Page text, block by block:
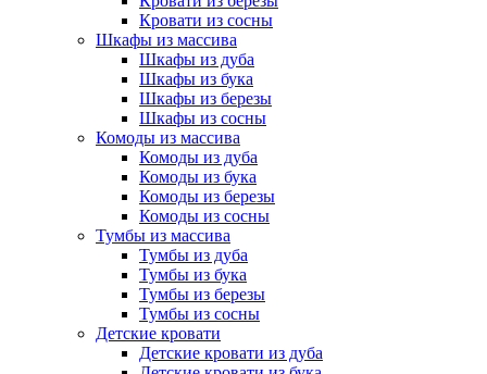
Кровати из сосны
Шкафы из массива
Шкафы из дуба
Шкафы из бука
Шкафы из березы
Шкафы из сосны
Комоды из массива
Комоды из дуба
Комоды из бука
Комоды из березы
Комоды из сосны
Тумбы из массива
Тумбы из дуба
Тумбы из бука
Тумбы из березы
Тумбы из сосны
Детские кровати
Детские кровати из дуба